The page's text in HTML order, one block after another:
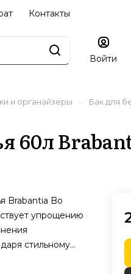
Контакты
Войти
и органайзеры – Бак для
60л
Brabantia Bo
упрощению
стильному
впишется в